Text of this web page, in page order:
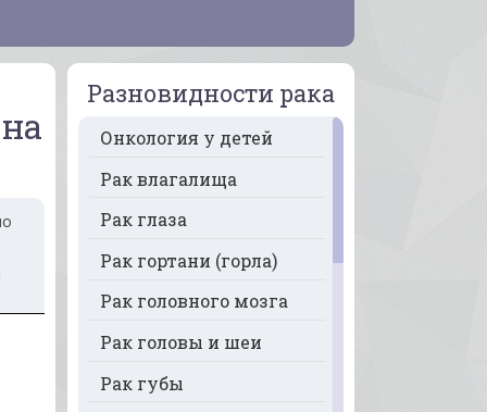
Разновидности рака
Онкология у детей
Рак влагалища
Рак глаза
Рак гортани (горла)
Рак головного мозга
Рак головы и шеи
Рак губы